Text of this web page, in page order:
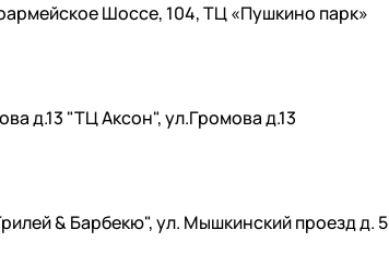
Шоссе, 104, ТЦ «Пушкино парк»
д.13 "ТЦ Аксон", ул.Громова д.13
& Барбекю", ул. Мышкинский проезд д. 5